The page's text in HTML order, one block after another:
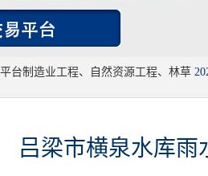
台制造业工程、自然资源工程、林草
吕梁市横泉水库